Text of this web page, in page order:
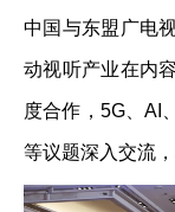
中国与东盟广电
动视听产业在内
度合作，5G、AI
等议题深入交流